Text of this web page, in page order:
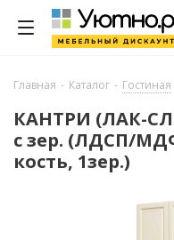
Главная - Каталог - Гостиная
КАНТРИ (ЛАК-
с зер. (ЛДСП/
кость, 1зер.)